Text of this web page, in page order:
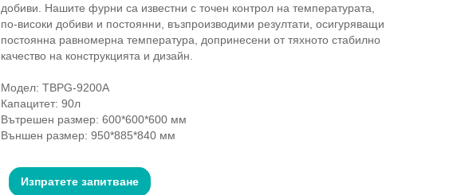
добиви. Нашите фурни са известни с точен контрол на температурата,
по-високи добиви и постоянни, възпроизводими резултати, осигуряващи
постоянна равномерна температура, допринесени от тяхното стабилно
качество на конструкцията и дизайн.
Модел: TBPG-9200A
Капацитет: 90л
Вътрешен размер: 600*600*600 мм
Външен размер: 950*885*840 мм
Изпратете запитване